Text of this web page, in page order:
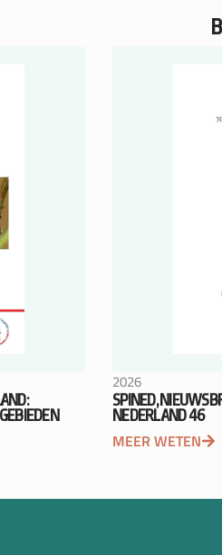
2026
SPINED,
NEDERLAND 46
MEER WETEN